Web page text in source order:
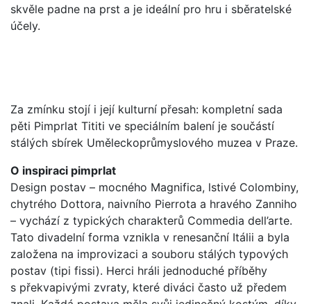
skvěle padne na prst a je ideální pro hru i sběratelské
účely.
Za zmínku stojí i její kulturní přesah: kompletní sada
pěti Pimprlat Tititi ve speciálním balení je součástí
stálých sbírek Uměleckoprůmyslového muzea v Praze.
O inspiraci pimprlat
Design postav – mocného Magnifica, lstivé Colombiny,
chytrého Dottora, naivního Pierrota a hravého Zanniho
– vychází z typických charakterů Commedia dell’arte.
Tato divadelní forma vznikla v renesanční Itálii a byla
založena na improvizaci a souboru stálých typových
postav (tipi fissi). Herci hráli jednoduché příběhy
s překvapivými zvraty, které diváci často už předem